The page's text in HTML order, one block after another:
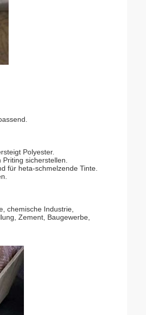
Polyester.
sicherstellen.
für heta-schmelzende Tinte.
chemische Industrie,
Zement, Baugewerbe,